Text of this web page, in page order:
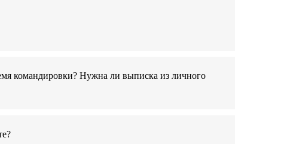
командировки? Нужна ли выписка из личного